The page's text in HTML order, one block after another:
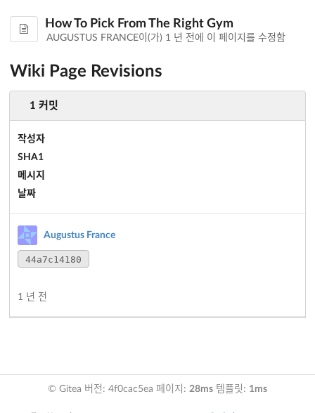
How To Pick From The Right Gym
AUGUSTUS FRANCE이(가) 1 년 전 에 이 페이지를 수정함
Wiki Page Revisions
1 커밋
작성자
SHA1
메시지
날짜
Augustus France
44a7c14180
1 년 전
© Gitea 버전: 4f0cac5ea 페이지: 28ms 템플릿: 1ms